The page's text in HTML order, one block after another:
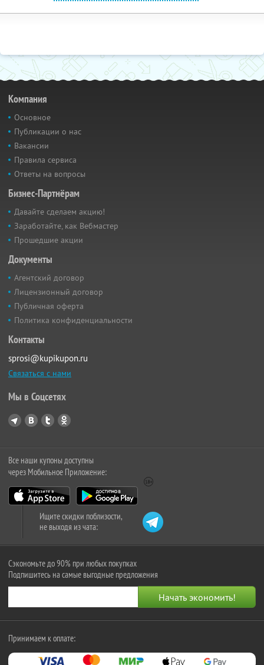
Компания
Основное
Публикации о нас
Вакансии
Правила сервиса
Ответы на вопросы
Бизнес-Партнёрам
Давайте сделаем акцию!
Заработайте, как Вебмастер
Прошедшие акции
Документы
Агентский договор
Лицензионный договор
Публичная оферта
Политика конфиденциальности
Контакты
sprosi@kupikupon.ru
Связаться с нами
Мы в Соцсетях
Все наши купоны доступны
через Мобильное Приложение:
Ищите скидки поблизости,
не выходя из чата:
Сэкономьте до 90% при любых покупках
Подпишитесь на самые выгодные предложения
Принимаем к оплате: